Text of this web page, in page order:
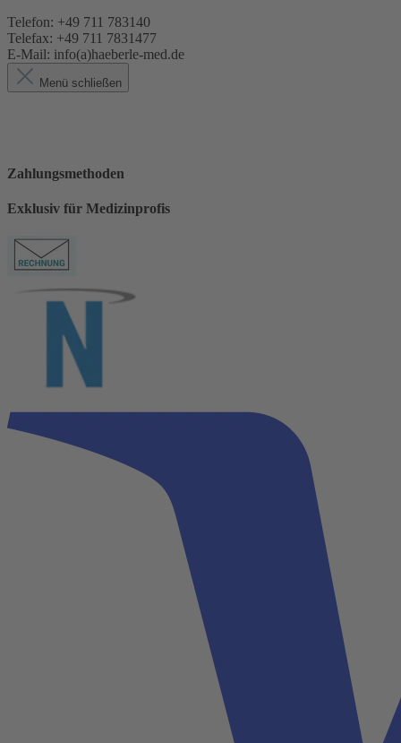
Telefon: +49 711 783140
Telefax: +49 711 7831477
E-Mail: info(a)haeberle-med.de
Menü schließen
Zahlungsmethoden
Exklusiv für Medizinprofis